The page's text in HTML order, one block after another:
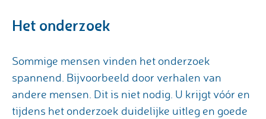
Het onderzoek
Sommige mensen vinden het onderzoek
spannend. Bijvoorbeeld door verhalen van
andere mensen. Dit is niet nodig. U krijgt vóór en
tijdens het onderzoek duidelijke uitleg en goede